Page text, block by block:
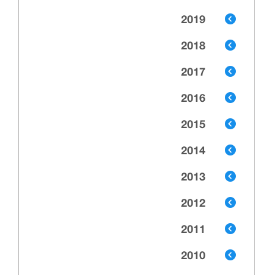
2019
2018
2017
2016
2015
2014
2013
2012
2011
2010